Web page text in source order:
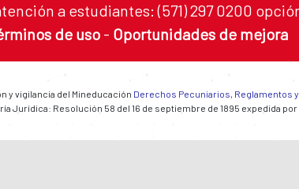
a estudiantes: (571) 297 0200
de uso - Oportunidades de mejora
y vigilancia del Mineducación Derechos Pecuniarios, Reglamentos
Jurídica: Resolución 58 del 16 de septiembre de 1895 expedida por